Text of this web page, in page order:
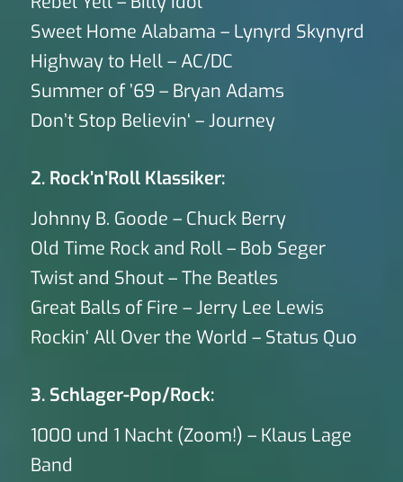
Sweet Home Alabama – Lynyrd Skynyrd
Highway to Hell – AC/DC
Summer of ’69 – Bryan Adams
Don’t Stop Believin‘ – Journey
2. Rock’n’Roll Klassiker:
Johnny B. Goode – Chuck Berry
Old Time Rock and Roll – Bob Seger
Twist and Shout – The Beatles
Great Balls of Fire – Jerry Lee Lewis
Rockin‘ All Over the World – Status Quo
3. Schlager-Pop/Rock:
1000 und 1 Nacht (Zoom!) – Klaus Lage
Band